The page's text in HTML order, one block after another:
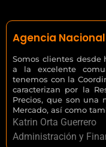
Agencia
Somos clientes desde
a la excelente
tenemos con la
caracterizan por la
Precios, que son una
Mercado, así como
Katrin Orta Guerrero
Administración y